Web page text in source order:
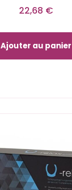
22,68 €
Ajouter au panier